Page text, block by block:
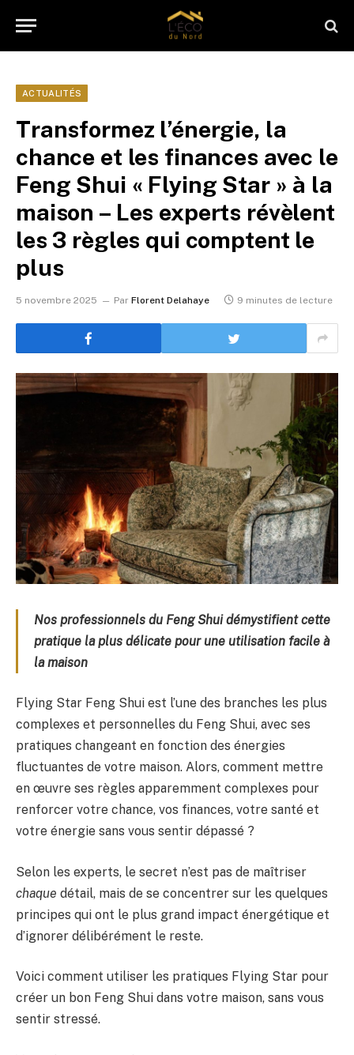
ACTUALITÉS
Transformez l’énergie, la
chance et les finances avec le
Feng Shui « Flying Star » à la
maison – Les experts révèlent
les 3 règles qui comptent le
plus
5 novembre 2025 Par Florent Delahaye 9 minutes de lecture
Nos professionnels du Feng Shui démystifient cette
pratique la plus délicate pour une utilisation facile à
la maison
Flying Star Feng Shui est l’une des branches les plus
complexes et personnelles du Feng Shui, avec ses
pratiques changeant en fonction des énergies
fluctuantes de votre maison. Alors, comment mettre
en œuvre ses règles apparemment complexes pour
renforcer votre chance, vos finances, votre santé et
votre énergie sans vous sentir dépassé ?
Selon les experts, le secret n’est pas de maîtriser
chaque détail, mais de se concentrer sur les quelques
principes qui ont le plus grand impact énergétique et
d’ignorer délibérément le reste.
Voici comment utiliser les pratiques Flying Star pour
créer un bon Feng Shui dans votre maison, sans vous
sentir stressé.